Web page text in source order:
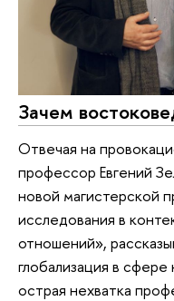
Зачем
Отвечая на
профессор Евгений
новой магистерской
исследования в
отношений»,
глобализация в сфере
острая нехватка